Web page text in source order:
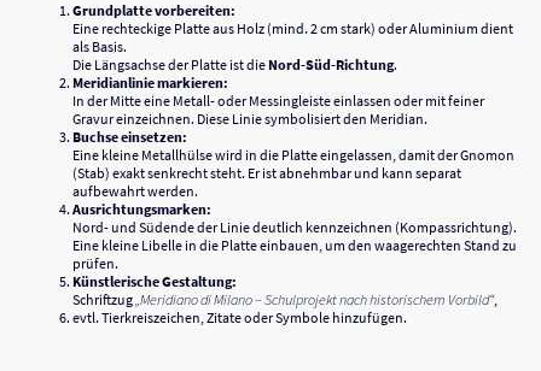
Grundplatte vorbereiten:
Eine rechteckige Platte aus Holz (mind. 2 cm stark) oder Aluminium dient
als Basis.
Die Längsachse der Platte ist die Nord-Süd-Richtung.
Meridianlinie markieren:
In der Mitte eine Metall- oder Messingleiste einlassen oder mit feiner
Gravur einzeichnen. Diese Linie symbolisiert den Meridian.
Buchse einsetzen:
Eine kleine Metallhülse wird in die Platte eingelassen, damit der Gnomon
(Stab) exakt senkrecht steht. Er ist abnehmbar und kann separat
aufbewahrt werden.
Ausrichtungsmarken:
Nord- und Südende der Linie deutlich kennzeichnen (Kompassrichtung).
Eine kleine Libelle in die Platte einbauen, um den waagerechten Stand zu
prüfen.
Künstlerische Gestaltung:
Schriftzug„Meridiano di Milano – Schulprojekt nach historischem Vorbild“,
evtl. Tierkreiszeichen, Zitate oder Symbole hinzufügen.